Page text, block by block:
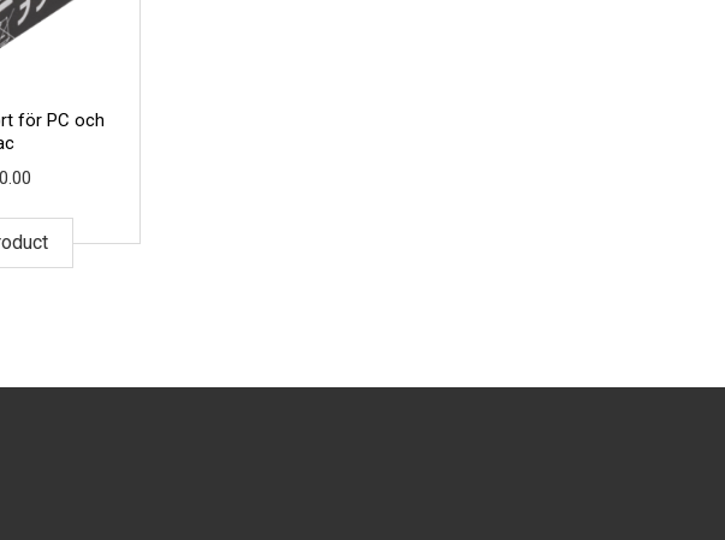
för PC och